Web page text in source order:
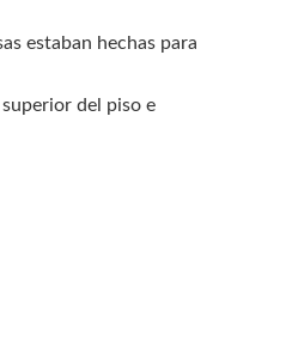
estaban hechas para
del piso e